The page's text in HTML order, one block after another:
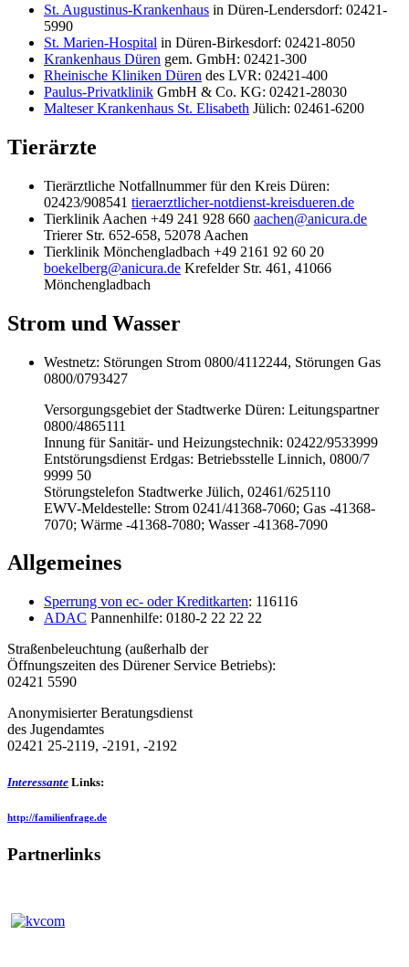
St. Augustinus-Krankenhaus in Düren-Lendersdorf: 02421-
5990
St. Marien-Hospital in Düren-Birkesdorf: 02421-8050
Krankenhaus Düren gem. GmbH: 02421-300
Rheinische Kliniken Düren des LVR: 02421-400
Paulus-Privatklinik GmbH & Co. KG: 02421-28030
Malteser Krankenhaus St. Elisabeth Jülich: 02461-6200
Tierärzte
Tierärztliche Notfallnummer für den Kreis Düren:
02423/908541 tieraerztlicher-notdienst-kreisdueren.de
Tierklinik Aachen +49 241 928 660 aachen@anicura.de
Trierer Str. 652-658, 52078 Aachen
Tierklinik Mönchengladbach +49 2161 92 60 20
boekelberg@anicura.de Krefelder Str. 461, 41066
Mönchengladbach
Strom und Wasser
Westnetz: Störungen Strom 0800/4112244, Störungen Gas
0800/0793427
Versorgungsgebiet der Stadtwerke Düren: Leitungspartner
0800/4865111
Innung für Sanitär- und Heizungstechnik: 02422/9533999
Entstörungsdienst Erdgas: Betriebsstelle Linnich, 0800/7
9999 50
Störungstelefon Stadtwerke Jülich, 02461/625110
EWV-Meldestelle: Strom 0241/41368-7060; Gas -41368-
7070; Wärme -41368-7080; Wasser -41368-7090
Allgemeines
Sperrung von ec- oder Kreditkarten: 116116
ADAC Pannenhilfe: 0180-2 22 22 22
Straßenbeleuchtung (außerhalb der
Öffnungszeiten des Dürener Service Betriebs):
02421 5590
Anonymisierter Beratungsdienst
des Jugendamtes
02421 25-2119, -2191, -2192
Interessante Links:
http://familienfrage.de
Partnerlinks